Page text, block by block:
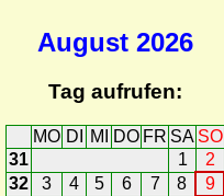
August 2026
Tag aufrufen:
MO DI MI DO FR SA SO
31
1
2
32
3 4 5 6 7 8
9